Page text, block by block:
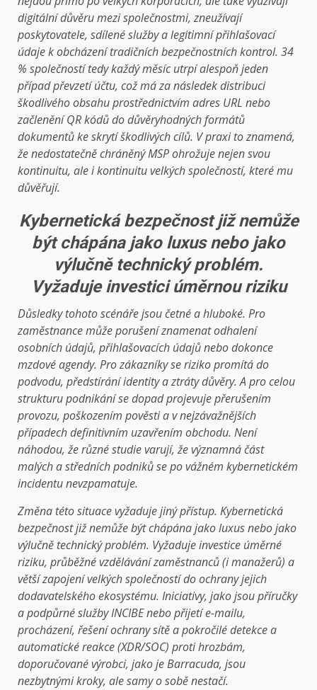
digitální důvěru mezi společnostmi, zneužívají
poskytovatele, sdílené služby a legitimní přihlašovací
údaje k obcházení tradičních bezpečnostních kontrol. 34
% společností tedy každý měsíc utrpí alespoň jeden
případ převzetí účtu, což má za následek distribuci
škodlivého obsahu prostřednictvím adres URL nebo
začlenění QR kódů do důvěryhodných formátů
dokumentů ke skrytí škodlivých cílů. V praxi to znamená,
že nedostatečně chráněný MSP ohrožuje nejen svou
kontinuitu, ale i kontinuitu velkých společností, které mu
důvěřují.
Kybernetická bezpečnost již nemůže
být chápána jako luxus nebo jako
výlučně technický problém.
Vyžaduje investici úměrnou riziku
Důsledky tohoto scénáře jsou četné a hluboké. Pro
zaměstnance může porušení znamenat odhalení
osobních údajů, přihlašovacích údajů nebo dokonce
mzdové agendy. Pro zákazníky se riziko promítá do
podvodu, předstírání identity a ztráty důvěry. A pro celou
strukturu podnikání se dopad projevuje přerušením
provozu, poškozením pověsti a v nejzávažnějších
případech definitivním uzavřením obchodu. Není
náhodou, že různé studie varují, že významná část
malých a středních podniků se po vážném kybernetickém
incidentu nevzpamatuje.
Změna této situace vyžaduje jiný přístup. Kybernetická
bezpečnost již nemůže být chápána jako luxus nebo jako
výlučně technický problém. Vyžaduje investice úměrné
riziku, průběžné vzdělávání zaměstnanců (i manažerů) a
větší zapojení velkých společností do ochrany jejich
dodavatelského ekosystému. Iniciativy, jako jsou příručky
a podpůrné služby INCIBE nebo přijetí e-mailu,
procházení, řešení ochrany sítě a pokročilé detekce a
automatické reakce (XDR/SOC) proti hrozbám,
doporučované výrobci, jako je Barracuda, jsou
nezbytnými kroky, ale samy o sobě nestačí.